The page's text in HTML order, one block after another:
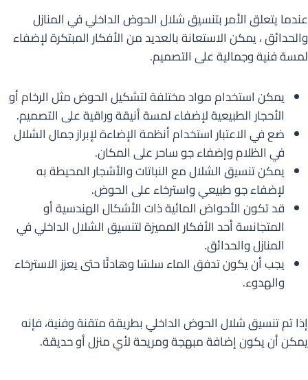
عندما يتعلق الأمر بتنسيق شلال الحوض الداخلي في المنازل
والحدائق ، يمكن الاستعانة بالعديد من الأفكار المبتكرة لإضفاء
لمسة فنية وجمالية على التصميم.
يمكن استخدام مواد مختلفة لتشكيل الحوض مثل الرخام أو
الأحجار الطبيعية لإضفاء لمسة أنيقة وراقية على التصميم.
ضع في الاعتبار استخدام أنظمة الإضاءة لإبراز جمال الشلال
في الظلام وإضفاء جو ساحر على المكان.
يمكن تنسيق الشلال مع النباتات والأشجار المحيطة به
لإضفاء جو طبيعي واسترخاء على الحوض.
قد تكون الأحواض المائية ذات الأشكال الهندسية أو
المتجانسة أحد الأفكار المميزة لتنسيق الشلال الداخلي في
المنازل والحدائق.
يجب أن يكون تدفق الماء سلسًا وهادئًا حتى يعزز الاسترخاء
والهدوء.
إذا تم تنسيق شلال الحوض الداخلي بطريقة متقنة وفنية، فإنه
يمكن أن يكون إضافة مبهجة ومريحة لأي منزل أو حديقة.